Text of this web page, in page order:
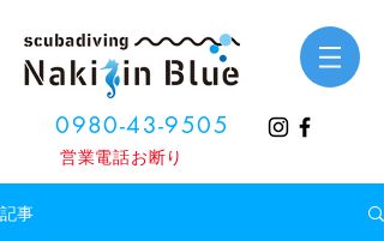
0980-43-9505
​営業電話お断り
記事